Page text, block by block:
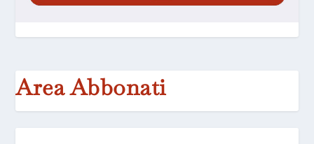
Area Abbonati